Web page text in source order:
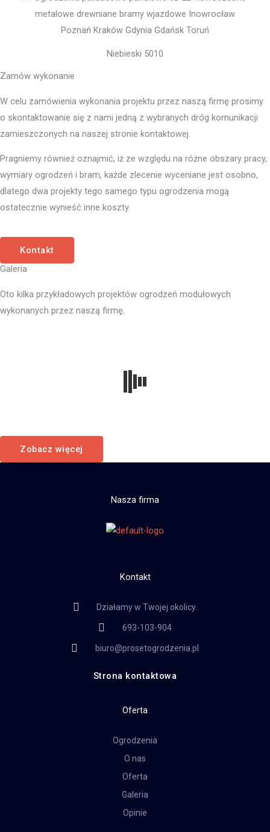
Niebieski 5010
Zamów wykonanie
W celu zamówienia wykonania projektu przez naszą firmę prosimy
o skontaktowanie się z nami jedną z wybranych dróg komunikacji
zamieszczonych na naszej stronie kontaktowej.
Pragniemy również oznajmić, iż ze względu na różne obszary pracy,
wymiary ogrodzeń i bram, każde zlecenie wyceniane jest osobno,
dlatego dwa projekty tego samego typu ogrodzenia mogą
ostatecznie wynieść inne koszty.
Kontakt
Galeria
Oto kilka przykładowych projektów ogrodzeń modułowych
wykonanych przez naszą firmę.
Zobacz więcej
Nasza firma
Kontakt
Działamy w Twojej okolicy.
693-103-904
biuro@prosetogrodzenia.pl
Strona kontaktowa
Oferta
Ogrodzenia
O nas
Oferta
Galeria
Opinie